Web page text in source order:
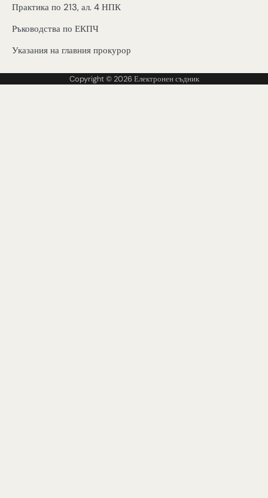
Практика по 213, ал. 4 НПК
Ръководства по ЕКПЧ
Указания на главния прокурор
Copyright © 2026Електронен съдник